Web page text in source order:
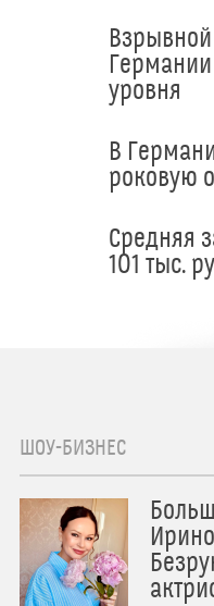
Германии
уровня
В
роковую
Средняя
101 тыс.
ШОУ-БИЗНЕС